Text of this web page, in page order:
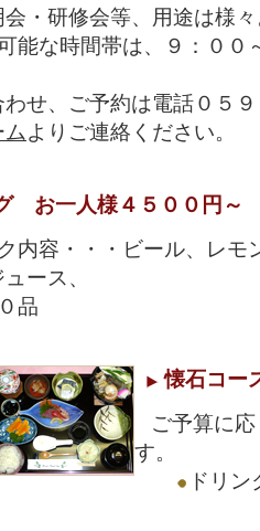
・研修会等、用途は様
能な時間帯は、９：００
せ、ご予約は電話０５
ムよりご連絡ください。
お一人様４５００円～
内容・・・ビール、レモ
ース、
品
懐石コー
ご予算に応
す。
ドリ